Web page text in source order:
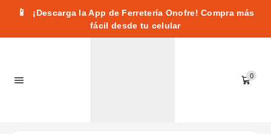
📱
¡Descarga la App de Ferretería Onofre! Compra más
fácil desde tu celular
0